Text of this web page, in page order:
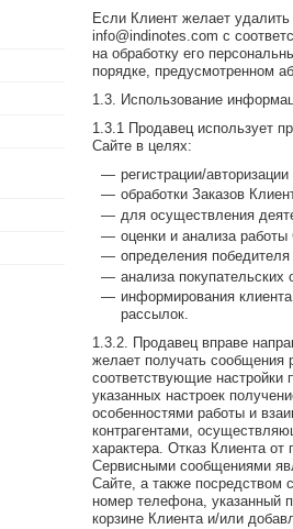
Если Клиент желает
info@indinotes.com с
на обработку его
порядке, предусмотренном
1.3. Использование
1.3.1 Продавец использует
Сайте в целях:
регистрации/
обработки Заказов
для осуществления
оценки и анализа работы
определения
анализа
информирования
рассылок.
1.3.2. Продавец вправе
желает получать сообщения
соответствующие настройки
указанных настроек
особенностями работы и
контрагентами,
характера. Отказ Клиента
Сервисными сообщениями
Сайте, а также посредством
номер телефона, указанный
корзине Клиента и/или